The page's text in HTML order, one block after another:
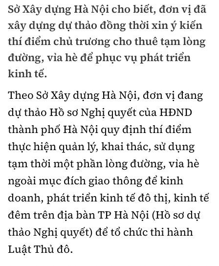
Chính trị
Xã hội
Chuyện dọc đường
Cải chính
Xây dựng
Chỉ đạo điều hành
Quy hoạch kiến trúc
Giám định chất lượng
Quản lý đô thị
Giao thông
Quản lý
Đường bộ
Hàng không
Đường sắt
Đăng kiểm
Đường sắt tốc độ cao
Đường thủy
Hàng hải
Kinh tế
Thị trường
Tài chính
Chứng khoán
Bảo hiểm
Doanh nghiệp
Pháp luật
Thanh tra
An ninh hình sự
Điều tra
Pháp đình
Hỏi - Đáp
An toàn giao thông
Giao thông 24h
ATGT địa phương
Văn hóa giao thông
Chung tay vì ATGT
Chất lượng sống
Giáo dục
Y tế
Đời sống
Lao động - Công đoàn
Văn hóa - Giải Trí
Văn hóa
Showbiz
Điện ảnh
Thể thao
Bóng đá
Công nghệ
Sở Xây dựng Hà Nội cho biết, đơn vị đã
xây dựng dự thảo đồng thời xin ý kiến
thí điểm chủ trương cho thuê tạm lòng
đường, vỉa hè để phục vụ phát triển
kinh tế.
Theo Sở Xây dựng Hà Nội, đơn vị đang
dự thảo Hồ sơ Nghị quyết của HĐND
thành phố Hà Nội quy định thí điểm
thực hiện quản lý, khai thác, sử dụng
tạm thời một phần lòng đường, vỉa hè
ngoài mục đích giao thông để kinh
doanh, phát triển kinh tế đô thị, kinh tế
đêm trên địa bàn TP Hà Nội (Hồ sơ dự
thảo Nghị quyết) để tổ chức thi hành
Luật Thủ đô.